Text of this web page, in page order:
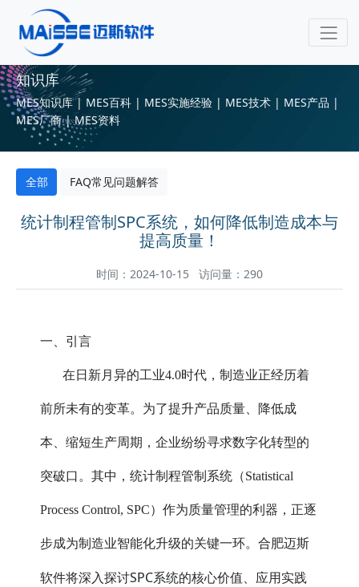
知识库
MES知识库 | MES百科 | MES实施经验 | MES技术 | MES产品 |
MES厂商 | MES资料
全部 FAQ常见问题解答
统计制程管制SPC系统，如何降低制造成本与
提高质量！
时间：2024-10-15 访问量：290
一、引言
在日新月异的工业4.0时代，制造业正经历着
前所未有的变革。为了提升产品质量、降低成
本、缩短生产周期，企业纷纷寻求数字化转型的
突破口。其中，统计制程管制系统（Statistical
Process Control, SPC）作为质量管理的利器，正逐
步成为制造业智能化升级的关键一环。合肥迈斯
软件将深入探讨SPC系统的核心价值、应用实践